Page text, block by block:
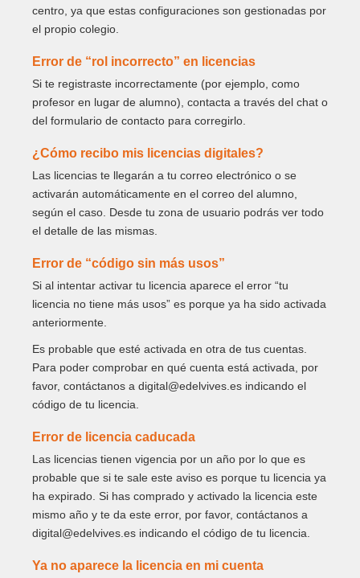
centro, ya que estas configuraciones son gestionadas por
el propio colegio.
Error de “rol incorrecto” en licencias
Si te registraste incorrectamente (por ejemplo, como
profesor en lugar de alumno), contacta a través del chat o
del formulario de contacto para corregirlo.
¿Cómo recibo mis licencias digitales?
Las licencias te llegarán a tu correo electrónico o se
activarán automáticamente en el correo del alumno,
según el caso. Desde tu zona de usuario podrás ver todo
el detalle de las mismas.
Error de “código sin más usos”
Si al intentar activar tu licencia aparece el error “tu
licencia no tiene más usos” es porque ya ha sido activada
anteriormente.
Es probable que esté activada en otra de tus cuentas.
Para poder comprobar en qué cuenta está activada, por
favor, contáctanos a digital@edelvives.es indicando el
código de tu licencia.
Error de licencia caducada
Las licencias tienen vigencia por un año por lo que es
probable que si te sale este aviso es porque tu licencia ya
ha expirado. Si has comprado y activado la licencia este
mismo año y te da este error, por favor, contáctanos a
digital@edelvives.es indicando el código de tu licencia.
Ya no aparece la licencia en mi cuenta